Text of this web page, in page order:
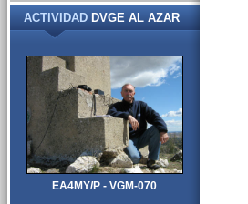
ACTIVIDADDVGE AL AZAR
EA4MY/P - VGM-070